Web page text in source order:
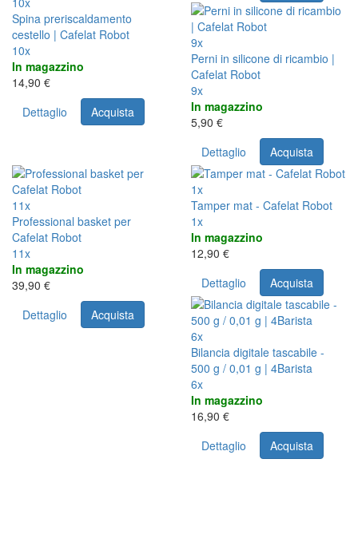
Spina preriscaldamento
cestello | Cafelat Robot
10x
In magazzino
14,90 €
Dettaglio
Acquista
9x
Perni in silicone di ricambio |
Cafelat Robot
9x
In magazzino
5,90 €
Dettaglio
Acquista
11x
Professional basket per
Cafelat Robot
11x
In magazzino
39,90 €
Dettaglio
Acquista
1x
Tamper mat - Cafelat Robot
1x
In magazzino
12,90 €
Dettaglio
Acquista
6x
Bilancia digitale tascabile -
500 g / 0,01 g | 4Barista
6x
In magazzino
16,90 €
Dettaglio
Acquista